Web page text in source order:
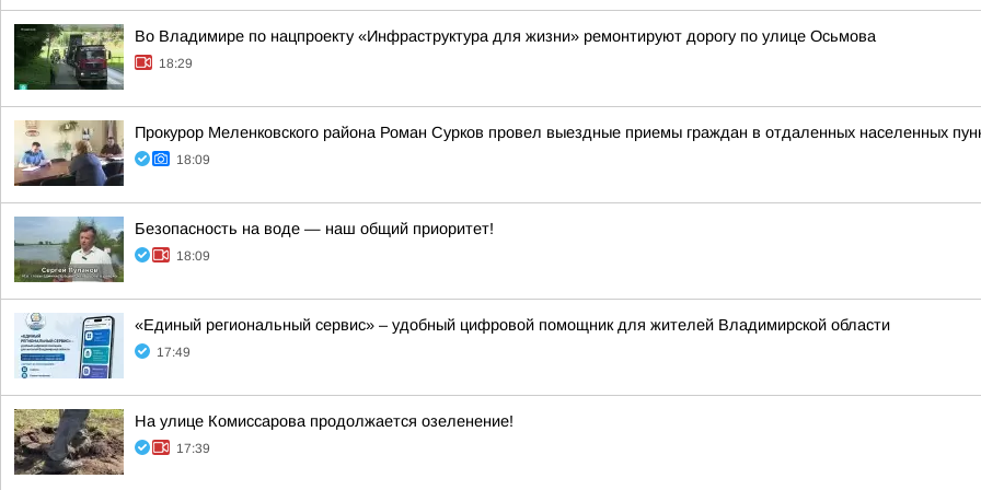
Во Владимире по нацпроекту «Инфраструктура для жизни» ремонтируют дорогу по улице Осьмова
18:29
Прокурор Меленковского района Роман Сурков провел выездные приемы граждан в отдаленных населенных
18:09
Безопасность на воде — наш общий приоритет!
18:09
«Единый региональный сервис» – удобный цифровой помощник для жителей Владимирской области
17:49
На улице Комиссарова продолжается озеленение!
17:39